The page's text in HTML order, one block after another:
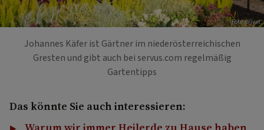
Foto: privat.
Johannes Käfer ist Gärtner im niederösterreichischen
Gresten und gibt auch bei servus.com regelmäßig
Gartentipps
Das könnte Sie auch interessieren: